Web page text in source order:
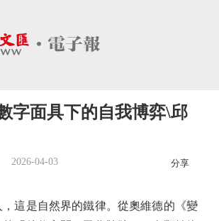
字面具下的自我博弈\邱
2026-04-03 分享
是自然界的鐵律。從奧維德的《變